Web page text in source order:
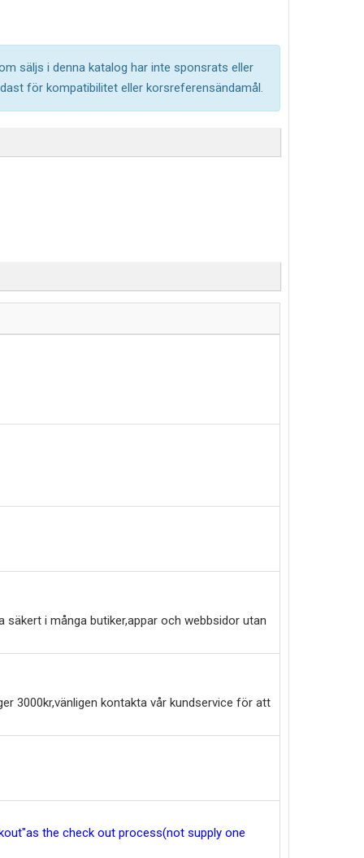
säljs i denna katalog har inte sponsrats eller
för kompatibilitet eller korsreferensändamål.
säkert i många butiker,appar och webbsidor utan
3000kr,vänligen kontakta vår kundservice för att
the check out process(not supply one